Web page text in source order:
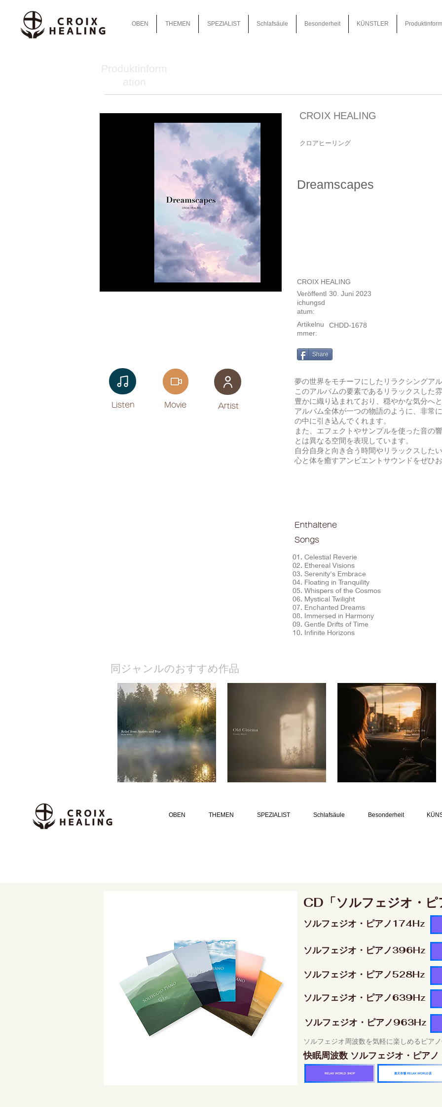
OBEN THEMEN SPEZIALIST Schlafsäule Besonderheit KÜNSTLER
Produktinform
ation
Listen​ Movie ​Artist
CROIX HEALING
クロアヒーリング
Dreamscapes
CROIX HEALING
30. Juni 2023
Veröffentl
ichungsd
atum:
Artikelnu
mmer:
CHDD-1678
Share
夢の世界をモチーフにしたリラクシングアル
このアルバムの要素であるリラックスした
豊かに織り込まれており、穏やかな気分へと
アルバム全体が一つの物語のように、非常
の中に引き込んでくれます。
また、エフェクトやサンプルを使った音の
とは異なる空間を表現しています。
自分自身と向き合う時間やリラックスしたい
心と体を癒すアンビエントサウンドをぜひ
Enthaltene
Songs
01. Celestial Reverie
02. Ethereal Visions
03. Serenity's Embrace
04. Floating in Tranquility
05. Whispers of the Cosmos
06. Mystical Twilight
07. Enchanted Dreams
08. Immersed in Harmony
09. Gentle Drifts of Time
10. Infinite Horizons
​同ジャンルのおすすめ作品
OBEN THEMEN SPEZIALIST Schlafsäule Besonderheit
CD「ソルフェジオ・
ソルフェジオ・ピアノ174Hz
ソルフェジオ・ピアノ396Hz
ソルフェジオ・ピアノ528Hz
ソルフェジオ・ピアノ639Hz
ソルフェジオ・ピアノ963Hz
ソルフェジオ周波数を気軽に楽しめるピア
快眠周波数 ソルフェジオ・ピア
RELAX WORLD SHOP 楽天市場 RELAX WORLD店